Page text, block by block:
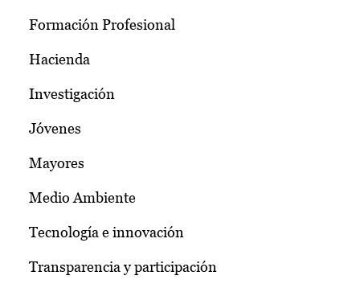
Formación Profesional
Hacienda
Investigación
Jóvenes
Mayores
Medio Ambiente
Tecnología e innovación
Transparencia y participación